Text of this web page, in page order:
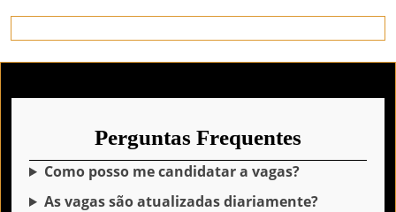
home
page
Perguntas Frequentes
Como posso me candidatar a vagas?
As vagas são atualizadas diariamente?